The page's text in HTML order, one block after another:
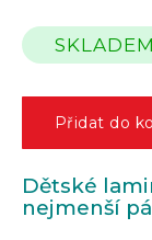
Měrná
cena:
SKLADEM
Přidat do
Dětské
nejmenší